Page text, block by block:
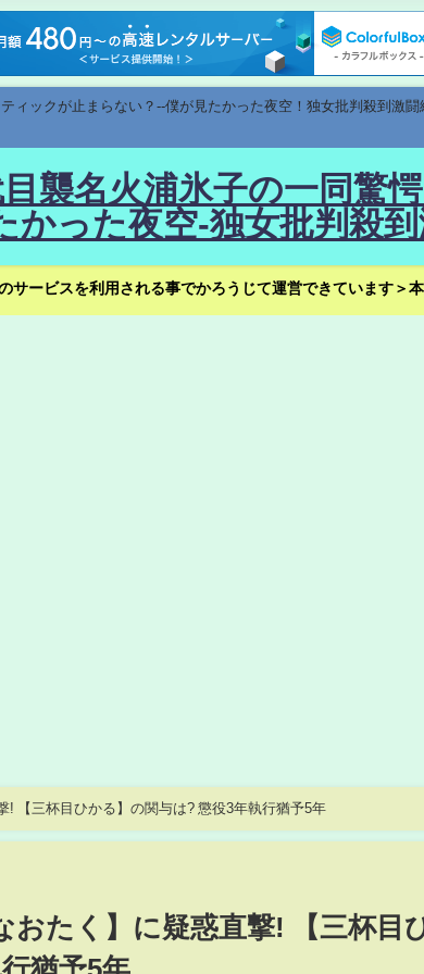
ィックが止まらない？--僕が見たかった夜空！独女批判殺到激
襲名火浦氷子の一同驚
かった夜空-独女批判殺
サービスを利用される事でかろうじて運営できています＞
! 【三杯目ひかる】の関与は? 懲役3年執行猶予5年
おたく】に疑惑直撃! 【三杯目
猶予5年